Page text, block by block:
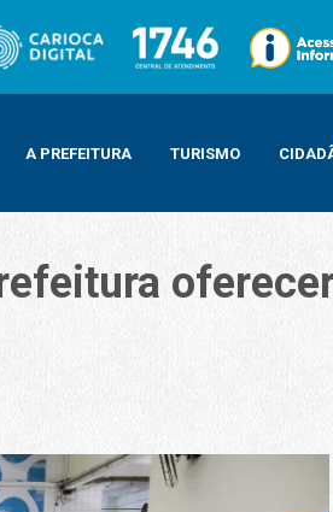
A PREFEITURA TURISMO
cardápio especial de Natal no dia 23 de